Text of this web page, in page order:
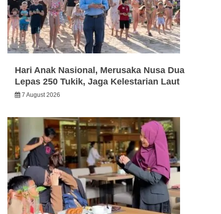
Hari Anak Nasional, Merusaka Nusa Dua
Lepas 250 Tukik, Jaga Kelestarian Laut
7 August 2026